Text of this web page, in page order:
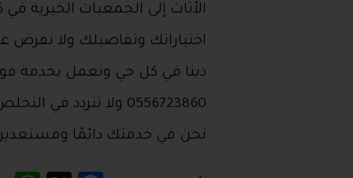
الأثاث إلى الجمعيات الخيرية
اختياراتك وتفاصيلك ولا
دينا في كل حي ونعمل بخدمة
0556723860 ولا
نحن في خدمتك دائمًا